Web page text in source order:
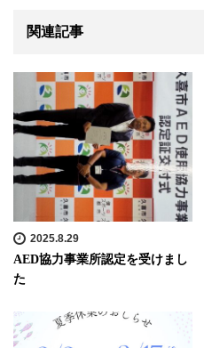
関連記事
2025.8.29
AED協力事業所認定を受けまし
た